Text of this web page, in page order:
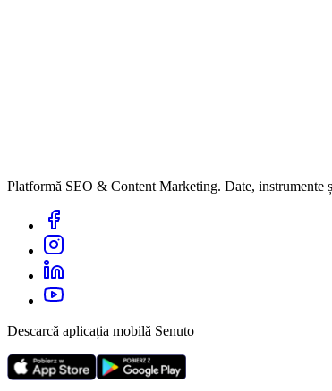
Platformă SEO & Content Marketing. Date, instrumente
Descarcă aplicația mobilă Senuto